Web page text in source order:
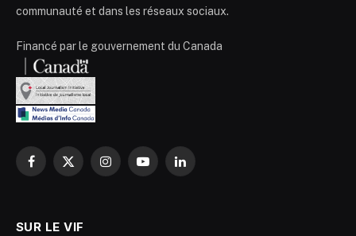
communauté et dans les réseaux sociaux.
Financé par le gouvernement du Canada
Facebook
X
InstagramYouTubeLinkedIn
SUR LE VIF